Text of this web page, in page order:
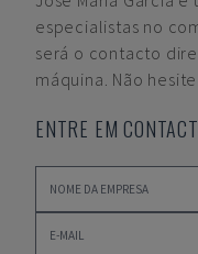
especialistas no
será o contacto
máquina. Não
ENTRE EM